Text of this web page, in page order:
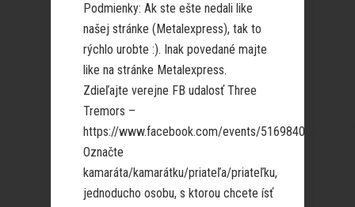
Podmienky: Ak ste ešte nedali like
našej stránke (Metalexpress), tak to
rýchlo urobte :). Inak povedané majte
like na stránke Metalexpress.
Zdieľajte verejne FB udalosť Three
Tremors –
https://www.facebook.com/events/
Označte
kamaráta/kamarátku/priateľa/priateľku,
jednoducho osobu, s ktorou chcete ísť